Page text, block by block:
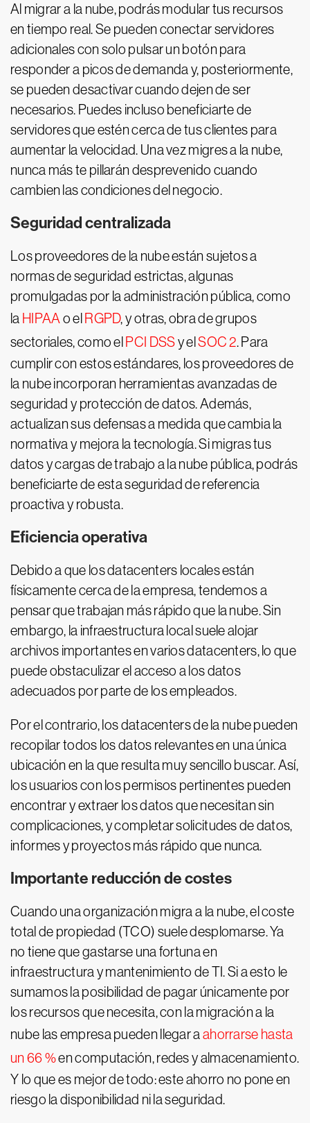
Al migrar a la nube, podrás modular tus recursos
en tiempo real. Se pueden conectar servidores
adicionales con solo pulsar un botón para
responder a picos de demanda y, posteriormente,
se pueden desactivar cuando dejen de ser
necesarios. Puedes incluso beneficiarte de
servidores que estén cerca de tus clientes para
aumentar la velocidad. Una vez migres a la nube,
nunca más te pillarán desprevenido cuando
cambien las condiciones del negocio.
Seguridad centralizada
Los proveedores de la nube están sujetos a
normas de seguridad estrictas, algunas
promulgadas por la administración pública, como
la HIPAA o el RGPD, y otras, obra de grupos
sectoriales, como el PCI DSSy elSOC 2. Para
cumplir con estos estándares, los proveedores de
la nube incorporan herramientas avanzadas de
seguridad y protección de datos. Además,
actualizan sus defensas a medida que cambia la
normativa y mejora la tecnología. Si migras tus
datos y cargas de trabajo a la nube pública, podrás
beneficiarte de esta seguridad de referencia
proactiva y robusta.
Eficiencia operativa
Debido a que los datacenters locales están
físicamente cerca de la empresa, tendemos a
pensar que trabajan más rápido que la nube. Sin
embargo, la infraestructura local suele alojar
archivos importantes en varios datacenters, lo que
puede obstaculizar el acceso a los datos
adecuados por parte de los empleados.
Por el contrario, los datacenters de la nube pueden
recopilar todos los datos relevantes en una única
ubicación en la que resulta muy sencillo buscar. Así,
los usuarios con los permisos pertinentes pueden
encontrar y extraer los datos que necesitan sin
complicaciones, y completar solicitudes de datos,
informes y proyectos más rápido que nunca.
Importante reducción de costes
Cuando una organización migra a la nube, el coste
total de propiedad (TCO) suele desplomarse. Ya
no tiene que gastarse una fortuna en
infraestructura y mantenimiento de TI. Si a esto le
sumamos la posibilidad de pagar únicamente por
los recursos que necesita, con la migración a la
nube las empresa pueden llegar a ahorrarse hasta
un 66 %en computación, redes y almacenamiento.
Y lo que es mejor de todo: este ahorro no pone en
riesgo la disponibilidad ni la seguridad.